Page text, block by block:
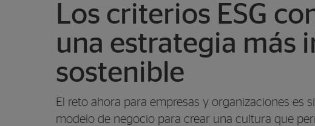
Los criterios ESG
una estrategia más
sostenible
El reto ahora para empresas y organizaciones es
modelo de negocio para crear una cultura que